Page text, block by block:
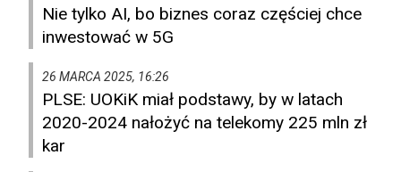
Nie tylko AI, bo biznes coraz częściej chce
inwestować w 5G
26 MARCA 2025, 16:26
PLSE: UOKiK miał podstawy, by w latach
2020-2024 nałożyć na telekomy 225 mln zł
kar